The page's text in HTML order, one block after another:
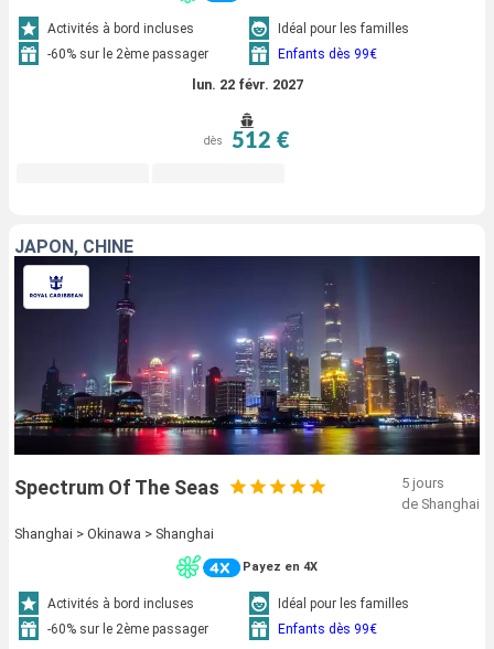
Activités à bord incluses
Idéal pour les familles
-60% sur le 2ème passager
Enfants dès 99€
lun. 22 févr. 2027
dès 512 €
JAPON, CHINE
Spectrum Of The Seas
5 jours
de Shanghai
Shanghai > Okinawa > Shanghai
Payez en 4X
Activités à bord incluses
Idéal pour les familles
-60% sur le 2ème passager
Enfants dès 99€